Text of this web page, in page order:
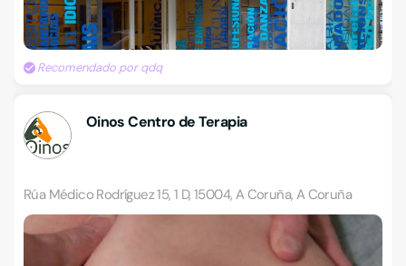
Recomendado por qdq
Oinos Centro de Terapia
Rúa Médico Rodríguez 15, 1 D, 15004, A Coruña, A Coruña